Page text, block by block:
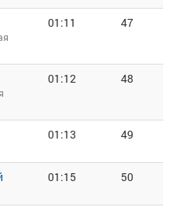
01:11 47
01:12 48
01:13 49
01:15 50